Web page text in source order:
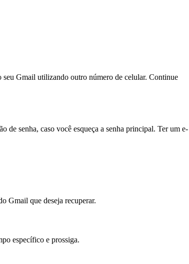
seu Gmail utilizando outro número de celular. Continue
de senha, caso você esqueça a senha principal. Ter um e-
Gmail que deseja recuperar.
específico e prossiga.